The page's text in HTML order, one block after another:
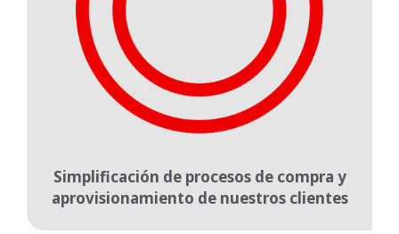
Simplificación de procesos de compra y
aprovisionamiento de nuestros clientes